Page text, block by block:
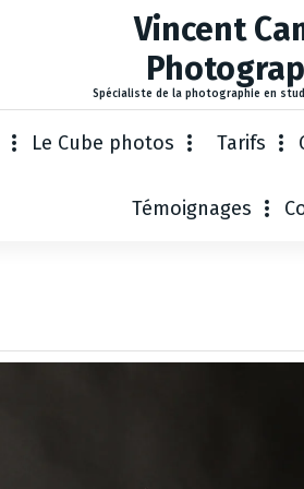
Vincent
Spécialiste de la photographie en
Le Cube photos Tarifs
Témoignages